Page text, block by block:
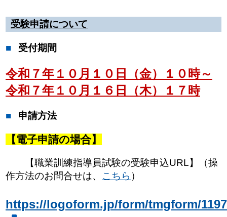
受験申請について
受付期間
令和７年１０月１０日（金）１０時～
令和７年１０月１６日（木）１７時
申請方法
【電子申請の場合】
【職業訓練指導員試験の受験申込URL】（操
作方法のお問合せは、 こちら ）
https://logoform.jp/form/tmgform/